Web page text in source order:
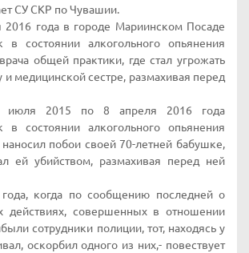
СУ СКР по Чувашии.
года в городе Мариинском Посаде
в состоянии алкогольного опьянения
общей практики, где стал угрожать
и медицинской сестре, размахивая перед
июля 2015 по 8 апреля 2016 года
в состоянии алкогольного опьянения
наносил побои своей 70-летней бабушке,
ей убийством, размахивая перед ней
когда по сообщению последней о
действиях, совершенных в отношении
сотрудники полиции, тот, находясь у
оскорбил одного из них,- повествует